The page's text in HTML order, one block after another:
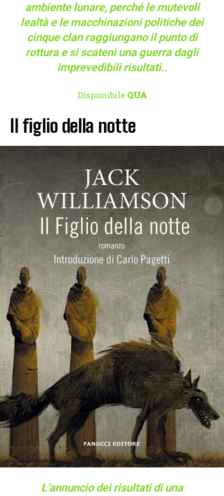
ambiente lunare, perché le mutevoli
lealtà e le macchinazioni politiche dei
cinque clan raggiungano il punto di
rottura e si scateni una guerra dagli
imprevedibili risultati..
Disponibile QUA
Il figlio della notte
L’annuncio dei risultati di una